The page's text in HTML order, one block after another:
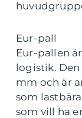
Eur-pall
Eur-pallen
logistik. Den
mm och är
som
som vill ha